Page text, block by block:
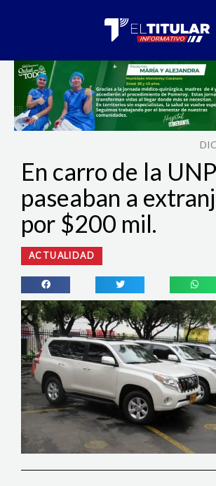
En carro de la UNP
paseaban a
por $200 mil.
ACTUALIDAD